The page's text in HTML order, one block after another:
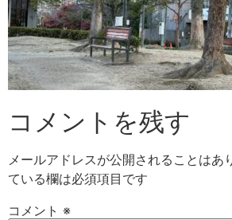
コメントを残す
メールアドレスが公開されることはあ
ている欄は必須項目です
コメント ※